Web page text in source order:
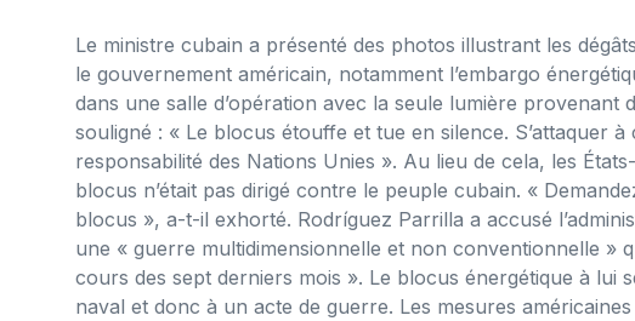
Le ministre cubain a présenté des photos illustrant les
le gouvernement américain, notamment l’embargo
dans une salle d’opération avec la seule lumière provenant
souligné : « Le blocus étouffe et tue en silence. S’attaquer
responsabilité des Nations Unies ». Au lieu de cela, les
blocus n’était pas dirigé contre le peuple cubain. «
blocus », a-t-il exhorté. Rodríguez Parrilla a accusé
une « guerre multidimensionnelle et non conventionnelle »
cours des sept derniers mois ». Le blocus énergétique à lui
naval et donc à un acte de guerre. Les mesures